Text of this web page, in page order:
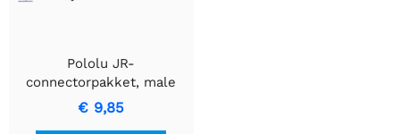
Pololu JR-
connectorpakket, male
€ 9,85